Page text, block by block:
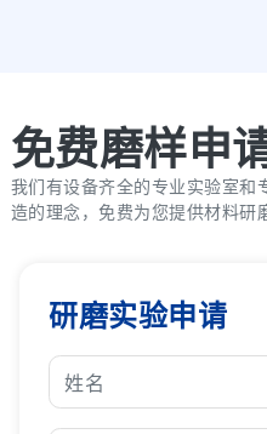
免费磨样申
我们有设备齐全的专业实验室和
造的理念，免费为您提供材料研
研磨实验申请